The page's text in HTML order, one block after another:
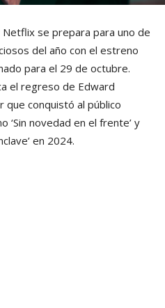
se prepara para uno de
del año con el estreno
para el 29 de octubre.
el regreso de Edward
que conquistó al público
‘Sin novedad en el frente’ y
en 2024.